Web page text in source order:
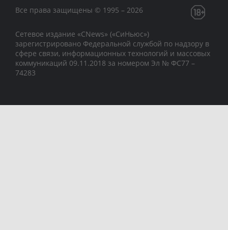
Все права защищены © 1995 – 2026
Сетевое издание «CNews» («СиНьюс»)
зарегистрировано Федеральной службой по надзору в
сфере связи, информационных технологий и массовых
коммуникаций 09.11.2018 за номером Эл № ФС77 –
74283